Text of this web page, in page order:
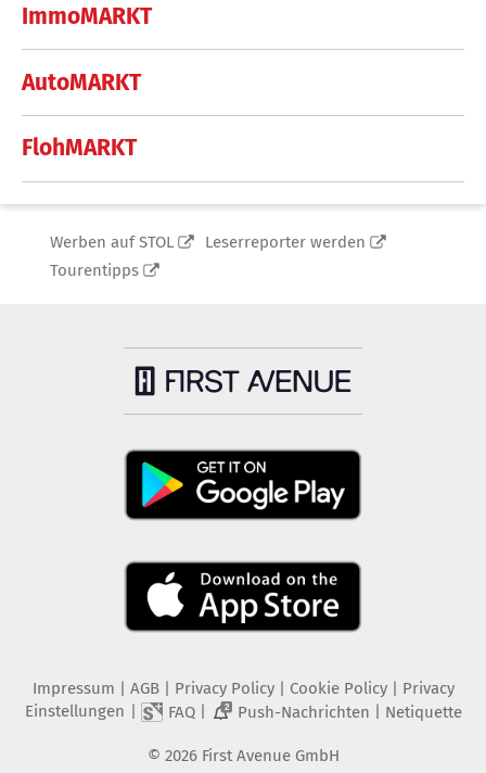
ImmoMARKT
AutoMARKT
FlohMARKT
Werben auf STOL
Leserreporter werden
Tourentipps
Impressum | AGB | Privacy Policy| Cookie Policy| Privacy
Einstellungen | FAQ| 2 Push-Nachrichten | Netiquette
© 2026 First Avenue GmbH